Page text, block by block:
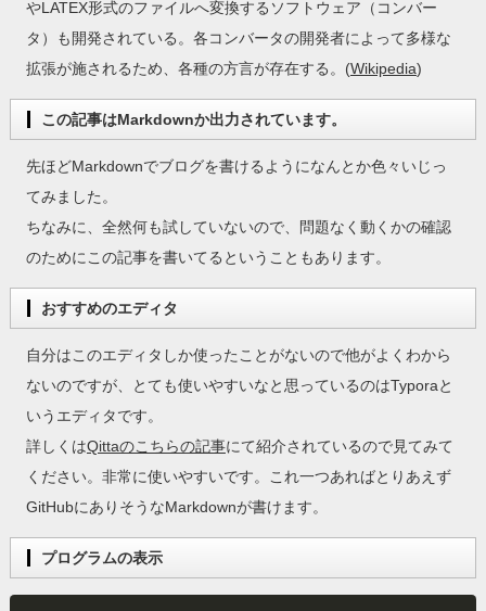
やLATEX形式のファイルへ変換するソフトウェア（コンバー
タ）も開発されている。各コンバータの開発者によって多様な
拡張が施されるため、各種の方言が存在する。(Wikipedia)
この記事はMarkdownか出力されています。
先ほどMarkdownでブログを書けるようになんとか色々いじっ
てみました。
ちなみに、全然何も試していないので、問題なく動くかの確認
のためにこの記事を書いてるということもあります。
おすすめのエディタ
自分はこのエディタしか使ったことがないので他がよくわから
ないのですが、とても使いやすいなと思っているのはTyporaと
いうエディタです。
詳しくはQittaのこちらの記事にて紹介されているので見てみて
ください。非常に使いやすいです。これ一つあればとりあえず
GitHubにありそうなMarkdownが書けます。
プログラムの表示